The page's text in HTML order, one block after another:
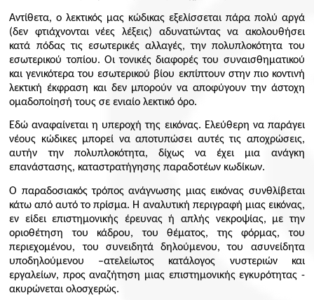
Αντίθετα, ο λεκτικός μας κώδικας εξελίσσεται πάρα πολύ αργά
(δεν φτιάχνονται νέες λέξεις) αδυνατώντας να ακολουθήσει
κατά πόδας τις εσωτερικές αλλαγές, την πολυπλοκότητα του
εσωτερικού τοπίου. Οι τονικές διαφορές του συναισθηματικού
και γενικότερα του εσωτερικού βίου εκπίπτουν στην πιο κοντινή
λεκτική έκφραση και δεν μπορούν να αποφύγουν την άστοχη
ομαδοποίησή τους σε ενιαίο λεκτικό όρο.
Εδώ αναφαίνεται η υπεροχή της εικόνας. Ελεύθερη να παράγει
νέους κώδικες μπορεί να αποτυπώσει αυτές τις αποχρώσεις,
αυτήν την πολυπλοκότητα, δίχως να έχει μια ανάγκη
επανάστασης, καταστρατήγησης παραδοτέων κωδίκων.
Ο παραδοσιακός τρόπος ανάγνωσης μιας εικόνας συνθλίβεται
κάτω από αυτό το πρίσμα. Η αναλυτική περιγραφή μιας εικόνας,
εν είδει επιστημονικής έρευνας ή απλής νεκροψίας, με την
οριοθέτηση του κάδρου, του θέματος, της φόρμας, του
περιεχομένου, του συνειδητά δηλούμενου, του ασυνείδητα
υποδηλούμενου –ατελείωτος κατάλογος νυστεριών και
εργαλείων, προς αναζήτηση μιας επιστημονικής εγκυρότητας -
ακυρώνεται ολοσχερώς.